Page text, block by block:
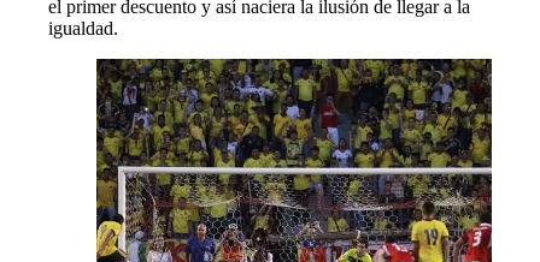
el primer descuento y así naciera la ilusión de llegar a la
igualdad.